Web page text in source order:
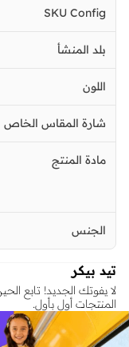
SKU Config
بلد المنشأ
اللون
شارة المقاس الخاص
مادة المنتج
الجنس
تيد بيكر
لا يفوتك الجديد! تابع
المنتجات أول بأول.